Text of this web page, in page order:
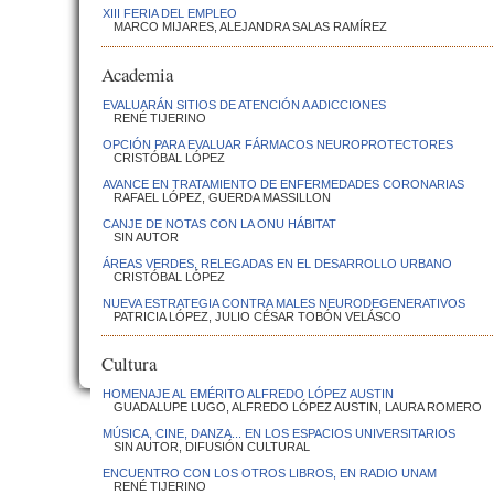
XIII FERIA DEL EMPLEO
MARCO MIJARES, ALEJANDRA SALAS RAMÍREZ
Academia
EVALUARÁN SITIOS DE ATENCIÓN A ADICCIONES
RENÉ TIJERINO
OPCIÓN PARA EVALUAR FÁRMACOS NEUROPROTECTORES
CRISTÓBAL LÓPEZ
AVANCE EN TRATAMIENTO DE ENFERMEDADES CORONARIAS
RAFAEL LÓPEZ, GUERDA MASSILLON
CANJE DE NOTAS CON LA ONU HÁBITAT
SIN AUTOR
ÁREAS VERDES, RELEGADAS EN EL DESARROLLO URBANO
CRISTÓBAL LÓPEZ
NUEVA ESTRATEGIA CONTRA MALES NEURODEGENERATIVOS
PATRICIA LÓPEZ, JULIO CÉSAR TOBÓN VELÁSCO
Cultura
HOMENAJE AL EMÉRITO ALFREDO LÓPEZ AUSTIN
GUADALUPE LUGO, ALFREDO LÓPEZ AUSTIN, LAURA ROMERO
MÚSICA, CINE, DANZA... EN LOS ESPACIOS UNIVERSITARIOS
SIN AUTOR, DIFUSIÓN CULTURAL
ENCUENTRO CON LOS OTROS LIBROS, EN RADIO UNAM
RENÉ TIJERINO